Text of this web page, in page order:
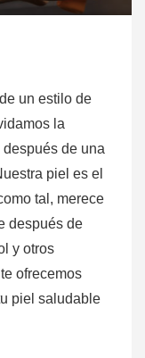
un estilo de
la
de una
piel es el
tal, merece
después de
y otros
ofrecemos
piel saludable